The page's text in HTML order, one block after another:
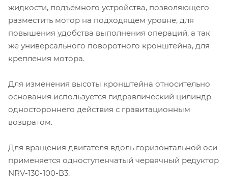
жидкости, подъёмного устройства, позволяющего
разместить мотор на подходящем уровне, для
повышения удобства выполнения операций, а так
же универсального поворотного кронштейна, для
крепления мотора.
Для изменения высоты кронштейна относительно
основания используется гидравлический цилиндр
одностороннего действия с гравитационным
возвратом.
Для вращения двигателя вдоль горизонтальной оси
применяется одноступенчатый червячный редуктор
NRV-130-100-В3.